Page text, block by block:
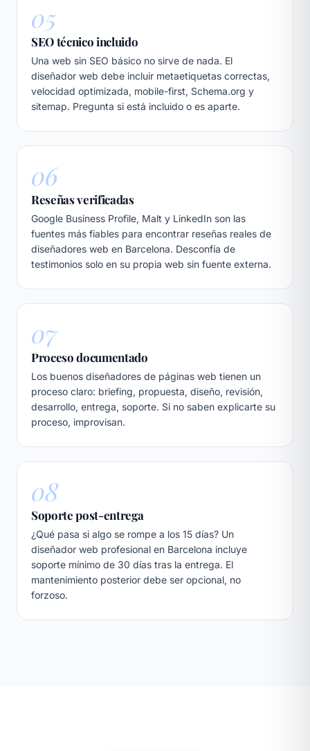
05
SEO técnico incluido
Una web sin SEO básico no sirve de nada. El
diseñador web debe incluir metaetiquetas correctas,
velocidad optimizada, mobile-first, Schema.org y
sitemap. Pregunta si está incluido o es aparte.
06
Reseñas verificadas
Google Business Profile, Malt y LinkedIn son las
fuentes más fiables para encontrar reseñas reales de
diseñadores web en Barcelona. Desconfía de
testimonios solo en su propia web sin fuente externa.
07
Proceso documentado
Los buenos diseñadores de páginas web tienen un
proceso claro: briefing, propuesta, diseño, revisión,
desarrollo, entrega, soporte. Si no saben explicarte su
proceso, improvisan.
08
Soporte post-entrega
¿Qué pasa si algo se rompe a los 15 días? Un
diseñador web profesional en Barcelona incluye
soporte mínimo de 30 días tras la entrega. El
mantenimiento posterior debe ser opcional, no
forzoso.